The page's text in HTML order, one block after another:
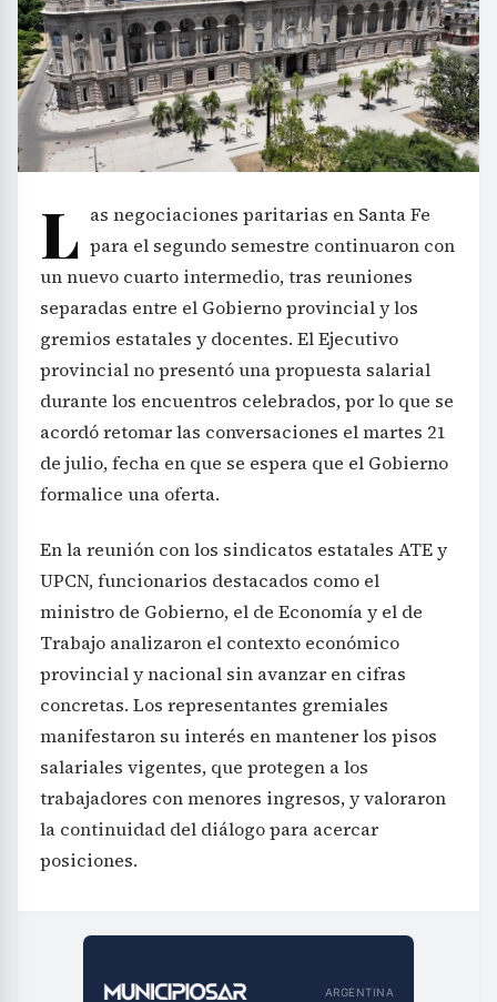
L as negociaciones paritarias en Santa Fe
para el segundo semestre continuaron con
un nuevo cuarto intermedio, tras reuniones
separadas entre el Gobierno provincial y los
gremios estatales y docentes. El Ejecutivo
provincial no presentó una propuesta salarial
durante los encuentros celebrados, por lo que se
acordó retomar las conversaciones el martes 21
de julio, fecha en que se espera que el Gobierno
formalice una oferta.
En la reunión con los sindicatos estatales ATE y
UPCN, funcionarios destacados como el
ministro de Gobierno, el de Economía y el de
Trabajo analizaron el contexto económico
provincial y nacional sin avanzar en cifras
concretas. Los representantes gremiales
manifestaron su interés en mantener los pisos
salariales vigentes, que protegen a los
trabajadores con menores ingresos, y valoraron
la continuidad del diálogo para acercar
posiciones.
ARGENTINA